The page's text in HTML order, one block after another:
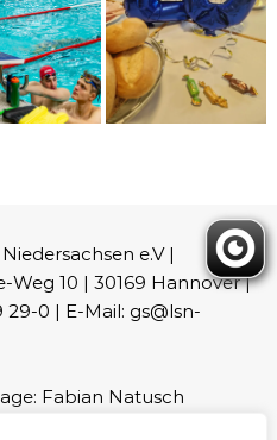
e.V |
10 | 30169 Hannover |
29-0 | E-Mail: gs@lsn-
Fabian Natusch